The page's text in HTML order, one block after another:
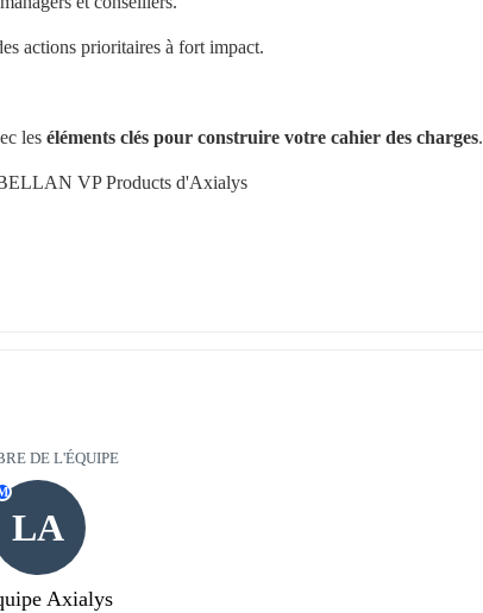
actions prioritaires à fort impact.
les éléments clés pour construire votre cahier des charges.
VP Products d'Axialys
DE L'ÉQUIPE
LA
Axialys